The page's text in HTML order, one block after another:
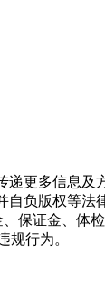
更多信息
负版权等
保证金、体
规行为。